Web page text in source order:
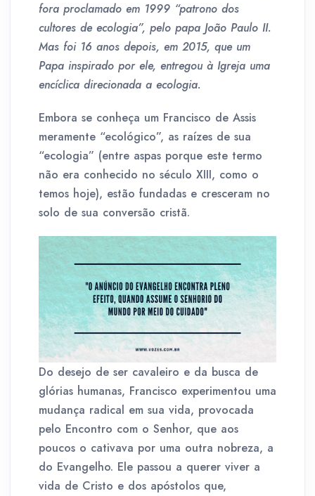
fora proclamado em 1999 “patrono dos
cultores de ecologia”, pelo papa João Paulo II.
Mas foi 16 anos depois, em 2015, que um
Papa inspirado por ele, entregou à Igreja uma
encíclica direcionada a ecologia.
Embora se conheça um Francisco de Assis
meramente “ecológico”, as raízes de sua
“ecologia” (entre aspas porque este termo
não era conhecido no século XIII, como o
temos hoje), estão fundadas e cresceram no
solo de sua conversão cristã.
Do desejo de ser cavaleiro e da busca de
glórias humanas, Francisco experimentou uma
mudança radical em sua vida, provocada
pelo Encontro com o Senhor, que aos
poucos o cativava por uma outra nobreza, a
do Evangelho. Ele passou a querer viver a
vida de Cristo e dos apóstolos que,